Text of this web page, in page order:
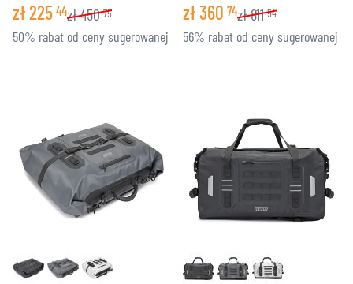
zł225 44zł450 75
50% rabat od ceny sugerowanej
zł360 74zł811 54
56% rabat od ceny sugerowanej